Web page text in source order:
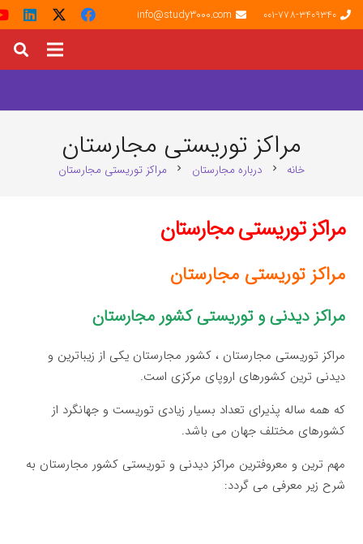
001-778-3409340
info@study3000.com
مراکز توریستی مجارستان
خانه chevron_right درباره مجارستان chevron_right مراکز توریستی مجارستان
مراکز توریستی مجارستان
مراکز توریستی مجارستان
مراکز دیدنی و توریستی کشور مجارستان
مراکز توریستی مجارستان ، کشور مجارستان یکی از زیباترین و
دیدنی ترین کشورهای اروپای مرکزی است.
که همه ساله پذیرای تعداد بسیار زیادی توریست و جهانگرد از
کشورهای مختلف جهان می باشد.
مهم ترین و معروفترین مراكز ديدنی و توريستی کشور مجارستان به
شرح زیر معرفی می گردد: